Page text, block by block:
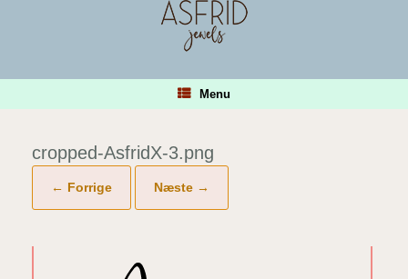
Menu
cropped-AsfridX-3.png
← Forrige Næste →